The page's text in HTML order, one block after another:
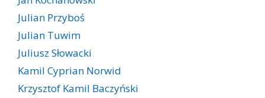
Julian Przyboś
Julian Tuwim
Juliusz Słowacki
Kamil Cyprian Norwid
Krzysztof Kamil Baczyński